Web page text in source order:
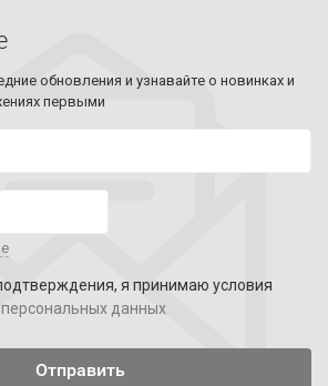
обновления и узнавайте о новинках и
первыми
я принимаю условия
данных